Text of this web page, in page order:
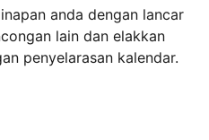
anda dengan lancar
lain dan elakkan
penyelarasan kalendar.